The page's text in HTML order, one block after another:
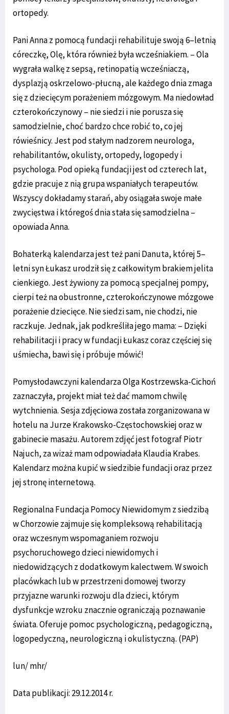
ortopedy.
Pani Anna z pomocą fundacji rehabilituje swoją 6–letnią
córeczkę, Olę, która również była wcześniakiem. – Ola
wygrała walkę z sepsą, retinopatią wcześniaczą,
dysplazją oskrzelowo-płucną, ale każdego dnia zmaga
się z dziecięcym porażeniem mózgowym. Ma niedowład
czterokończynowy – nie siedzi i nie porusza się
samodzielnie, choć bardzo chce robić to, co jej
rówieśnicy. Jest pod stałym nadzorem neurologa,
rehabilitantów, okulisty, ortopedy, logopedy i
psychologa. Pod opieką fundacji jest od czterech lat,
gdzie pracuje z nią grupa wspaniałych terapeutów.
Wszyscy dokładamy starań, aby osiągała swoje małe
zwycięstwa i któregoś dnia stała się samodzielna –
opowiada Anna.
Bohaterką kalendarza jest też pani Danuta, której 5–
letni syn Łukasz urodził się z całkowitym brakiem jelita
cienkiego. Jest żywiony za pomocą specjalnej pompy,
cierpi też na obustronne, czterokończynowe mózgowe
porażenie dziecięce. Nie siedzi sam, nie chodzi, nie
raczkuje. Jednak, jak podkreśliła jego mama: – Dzięki
rehabilitacji i pracy w fundacji Łukasz coraz częściej się
uśmiecha, bawi się i próbuje mówić!
Pomysłodawczyni kalendarza Olga Kostrzewska-Cichoń
zaznaczyła, projekt miał też dać mamom chwilę
wytchnienia. Sesja zdjęciowa została zorganizowana w
hotelu na Jurze Krakowsko-Częstochowskiej oraz w
gabinecie masażu. Autorem zdjęć jest fotograf Piotr
Najuch, za wizaż mam odpowiadała Klaudia Krabes.
Kalendarz można kupić w siedzibie fundacji oraz przez
jej stronę internetową.
Regionalna Fundacja Pomocy Niewidomym z siedzibą
w Chorzowie zajmuje się kompleksową rehabilitacją
oraz wczesnym wspomaganiem rozwoju
psychoruchowego dzieci niewidomych i
niedowidzących z dodatkowym kalectwem. W swoich
placówkach lub w przestrzeni domowej tworzy
przyjazne warunki rozwoju dla dzieci, którym
dysfunkcje wzroku znacznie ograniczają poznawanie
świata. Oferuje pomoc psychologiczną, pedagogiczną,
logopedyczną, neurologiczną i okulistyczną. (PAP)
lun/ mhr/
Data publikacji: 29.12.2014 r.